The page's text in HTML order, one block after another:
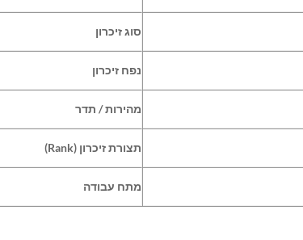
סוג זיכרון
נפח זיכרון
מהירות / תדר
תצורת זיכרון (Rank)
מתח עבודה